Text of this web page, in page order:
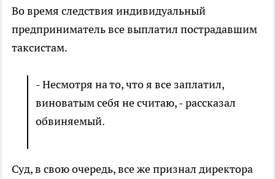
Во время следствия индивидуальный
предприниматель все выплатил пострадавшим
таксистам.
- Несмотря на то, что я все заплатил,
виноватым себя не считаю, - рассказал
обвиняемый.
Суд, в свою очередь, все же признал директора